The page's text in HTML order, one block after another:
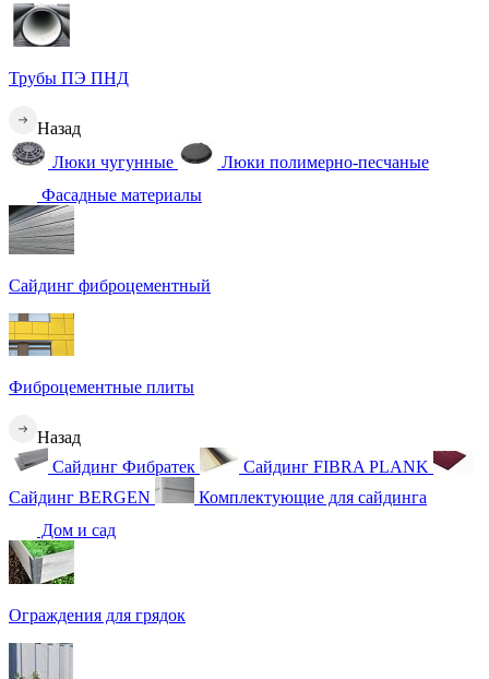
Трубы ПЭ ПНД
Назад
Люки чугунные
Люки полимерно-песчаные
Фасадные материалы
Сайдинг фиброцементный
Фиброцементные плиты
Назад
Сайдинг Фибратек
Сайдинг FIBRA PLANK
Сайдинг BERGEN
Комплектующие для сайдинга
Дом и сад
Ограждения для грядок